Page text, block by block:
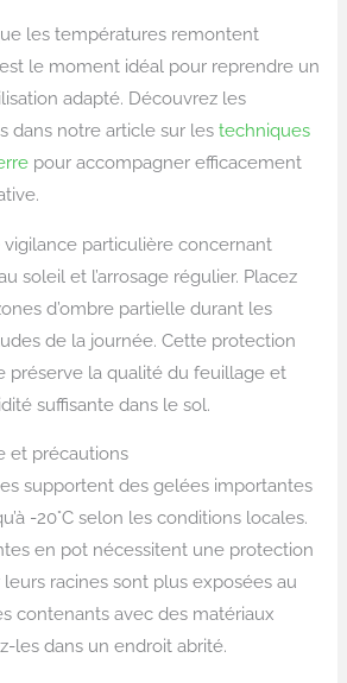
les températures remontent
le moment idéal pour reprendre un
adapté. Découvrez les
dans notre article sur lestechniques
pour accompagner efficacement
vigilance particulière concernant
soleil et l’arrosage régulier. Placez
d’ombre partielle durant les
de la journée. Cette protection
préserve la qualité du feuillage et
suffisante dans le sol.
et précautions
supportent des gelées importantes
-20°C selon les conditions locales.
en pot nécessitent une protection
racines sont plus exposées au
contenants avec des matériaux
les dans un endroit abrité.